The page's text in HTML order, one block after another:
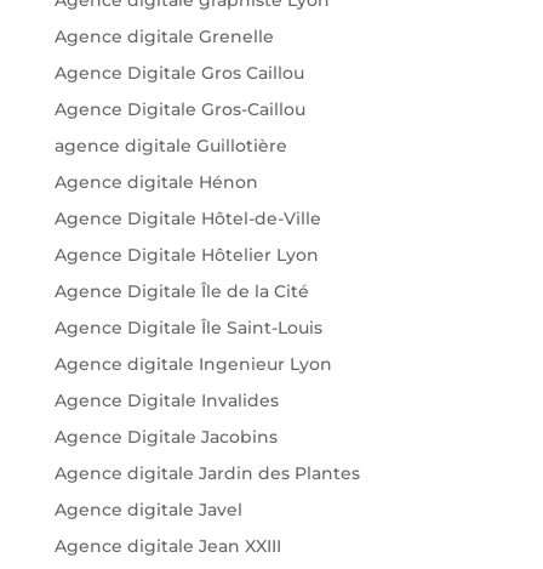
Agence digitale Grenelle
Agence Digitale Gros Caillou
Agence Digitale Gros-Caillou
agence digitale Guillotière
Agence digitale Hénon
Agence Digitale Hôtel-de-Ville
Agence Digitale Hôtelier Lyon
Agence Digitale Île de la Cité
Agence Digitale Île Saint-Louis
Agence digitale Ingenieur Lyon
Agence Digitale Invalides
Agence Digitale Jacobins
Agence digitale Jardin des Plantes
Agence digitale Javel
Agence digitale Jean XXIII